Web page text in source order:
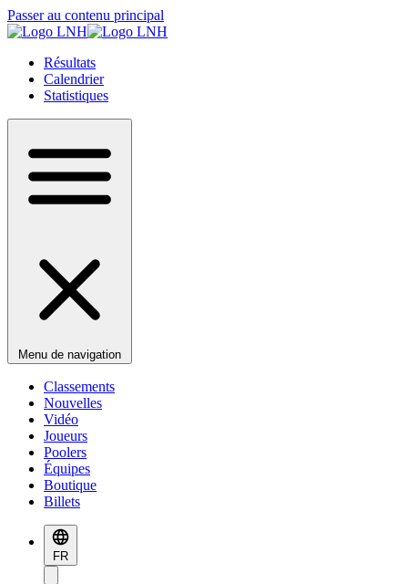
Passer au contenu principal
Résultats
Calendrier
Statistiques
Menu de navigation
Classements
Nouvelles
Vidéo
Joueurs
Poolers
Équipes
Boutique
Billets
FR